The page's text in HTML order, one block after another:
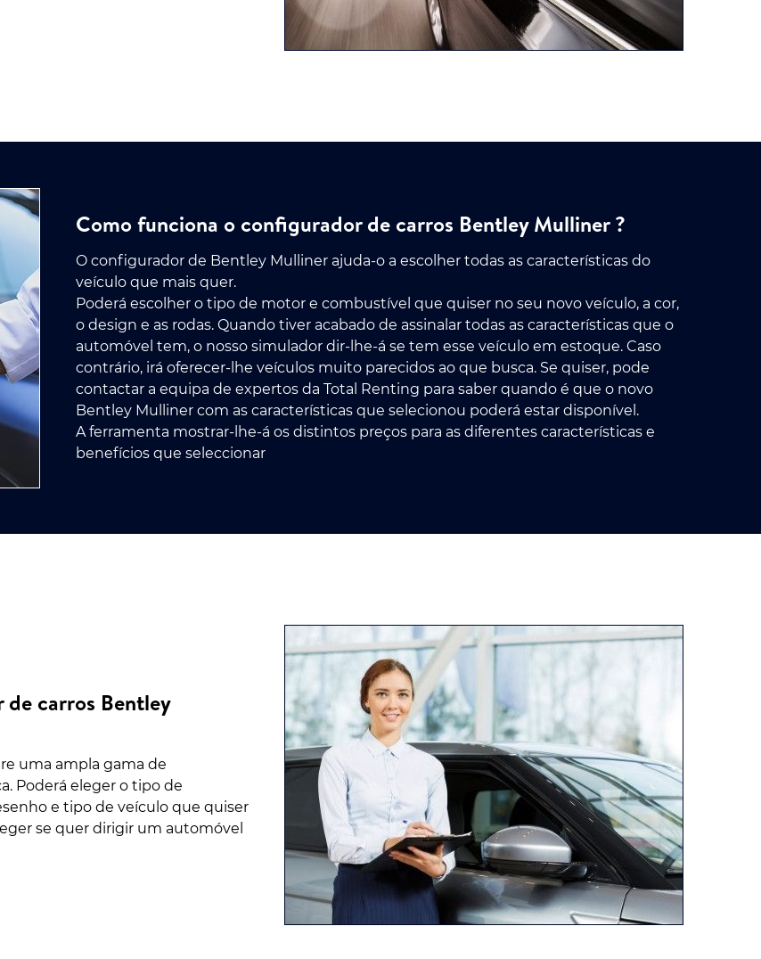
Como funciona o configurador de carros Bentley Mulliner ?
O configurador de Bentley Mulliner ajuda-o a escolher todas as características do
veículo que mais quer.
Poderá escolher o tipo de motor e combustível que quiser no seu novo veículo, a cor,
o design e as rodas. Quando tiver acabado de assinalar todas as características que o
automóvel tem, o nosso simulador dir-lhe-á se tem esse veículo em estoque. Caso
contrário, irá oferecer-lhe veículos muito parecidos ao que busca. Se quiser, pode
contactar a equipa de expertos da Total Renting para saber quando é que o novo
Bentley Mulliner com as características que selecionou poderá estar disponível.
A ferramenta mostrar-lhe-á os distintos preços para as diferentes características e
benefícios que seleccionar
carros Bentley
uma ampla gama de
Poderá eleger o tipo de
e tipo de veículo que quiser
se quer dirigir um automóvel